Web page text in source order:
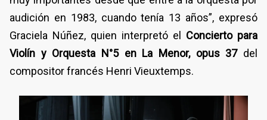
audición en 1983, cuando tenía 13 años”, expresó
Graciela Núñez, quien interpretó el
Concierto para
Violín y Orquesta N°5 en La Menor, opus 37del
compositor francés Henri Vieuxtemps.